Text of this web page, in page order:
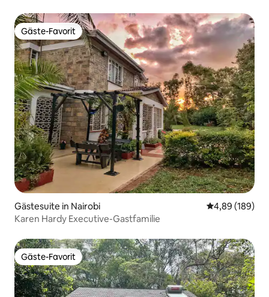
Gäste-Favorit
Gäste-Favorit
Gästesuite in Nairobi
4,89 (189)
Karen Hardy Executive-Gastfamilie
Gäste-Favorit
Gäste-Favorit